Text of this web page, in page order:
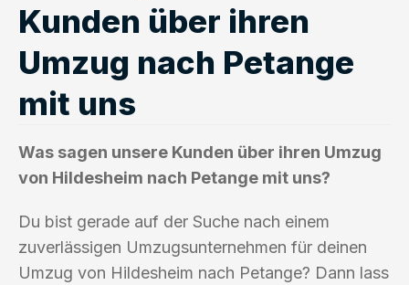
Kunden über ihren
Umzug nach Petange
mit uns
Was sagen unsere Kunden über ihren Umzug
von Hildesheim nach Petange mit uns?
Du bist gerade auf der Suche nach einem
zuverlässigen Umzugsunternehmen für deinen
Umzug von Hildesheim nach Petange? Dann lass